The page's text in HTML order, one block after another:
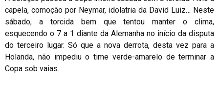
capela, comoção por Neymar, idolatria da David Luiz… Neste
sábado, a torcida bem que tentou manter o clima,
esquecendo o 7 a 1 diante da Alemanha no início da disputa
do terceiro lugar. Só que a nova derrota, desta vez para a
Holanda, não impediu o time verde-amarelo de terminar a
Copa sob vaias.